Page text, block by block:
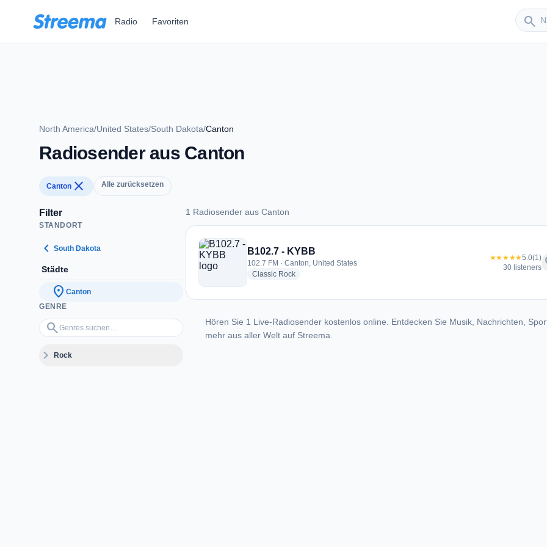
Radio Favoriten search
Sender
North America/United States/South Dakota/Canton
Radiosender aus Canton
Canton close Alle zurücksetzen
Filter
STANDORT
chevron_left South Dakota
Städte
location_on Canton
GENRE
search
Genres suchen…
expand_moreRock
1 Radiosender aus Canton
1 Radiosender aus Canton
B102.7 - KYBB
102.7 FM · Canton, United States
Classic Rockradio stations
★★★★★5.0(1)
30 listeners
Hören Sie 1 Live-Radiosender kostenlos online. Entdecken Sie Musik, Nachrichten,
mehr aus aller Welt auf Streema.